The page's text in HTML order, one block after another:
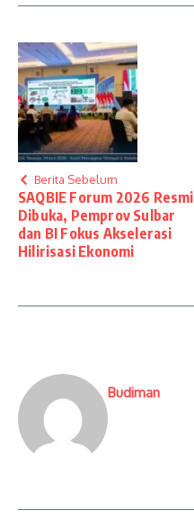
Berita Sebelum
SAQBIE Forum 2026 Resmi
Dibuka, Pemprov Sulbar
dan BI Fokus Akselerasi
Hilirisasi Ekonomi
Budiman